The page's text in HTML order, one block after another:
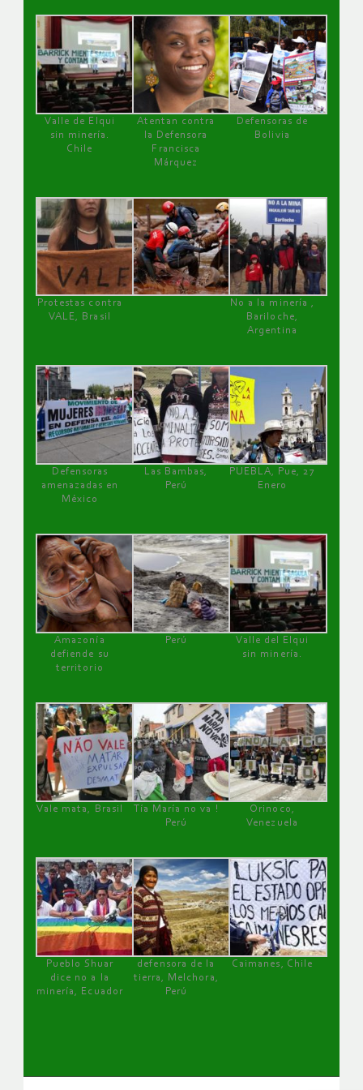
Valle de Elqui
sin minería.
Chile
Atentan contra
la Defensora
Francisca
Márquez
Defensoras de
Bolivia
Protestas contra
VALE, Brasil
No a la minería ,
Bariloche,
Argentina
Defensoras
amenazadas en
México
Las Bambas,
Perú
PUEBLA, Pue, 27
Enero
Amazonía
defiende su
territorio
Perú
Valle del Elqui
sin minería.
Vale mata, Brasil
Tía María no va !
Perú
Orinoco,
Venezuela
Pueblo Shuar
dice no a la
minería, Ecuador
defensora de la
tierra, Melchora,
Perú
Caimanes, Chile